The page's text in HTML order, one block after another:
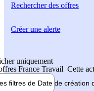
Rechercherdes offres
uniquement
France Travail Cette
filtres de Date de création
Créer une alerte